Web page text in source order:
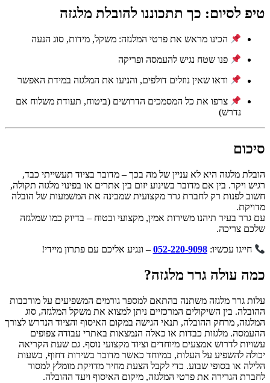
טיפ לסיום: כך תתכוננו להובלת מלגזה
הכינו מראש את פרטי המלגזה: משקל, מידות, סוג הנעה
פנו שטח נגיש להעמסה ופריקה
ודאו שאין נוזלים דולפים, והניעו את המלגזה במידת האפשר
צרפו את כל המסמכים הדרושים (ביטוח, תעודת משלוח אם
נדרש)
סיכום
הובלת מלגזה היא לא עניין של מה בכך – מדובר בציוד תעשייתי כבד,
רגיש ויקר. בין אם מדובר בשינוע יזום בין אתרים או בפינוי מלגזה תקולה,
חשוב לפנות רק לחברת גרר מקצועית שמבינה את המשמעות של הובלה
מדויקת.
עם גרר בעיר תיהנו משירות אמין, מקצועי ובטוח – בדיוק כמו שמלגזה
שלכם צריכה.
חייגו עכשיו:052-220-9098 – ונגיע אליכם עם פתרון מיידי!
כמה עולה גרר מלגזה?
עלות גרר מלגזה משתנה בהתאם למספר גורמים המשפיעים על מורכבות
ההובלה. בין השיקולים המרכזיים ניתן למצוא את משקל המלגזה, סוג
המלגזה, מרחק ההובלה, תנאי הגישה במקום האיסוף והציוד הנדרש לצורך
ההעמסה. מלגזות כבדות או כאלה הנמצאות באתרי עבודה צפופים
עשויות לדרוש אמצעים מיוחדים וציוד מקצועי נוסף. גם שעת הקריאה
יכולה להשפיע על העלות, במיוחד כאשר מדובר בשירות דחוף, בשעות
הלילה או בסופי שבוע. כדי לקבל הצעת מחיר מדויקת מומלץ למסור
לחברת הגרירה את פרטי המלגזה, מיקום האיסוף ויעד ההובלה.